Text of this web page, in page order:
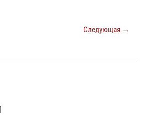
Следующая →